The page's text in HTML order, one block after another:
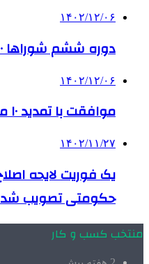
۱۴۰۲/۱۲/۰۶
دوره ششم شوراها ۱۰ ماه تمدید شد
۱۴۰۲/۱۲/۰۶
موافقت با تمدید ۱۰ ماهه دوره فعلی شوراها
۱۴۰۲/۱۱/۲۷
یک فوریت لایحه
حکومتی تصویب شد
منتخب کسب و کار